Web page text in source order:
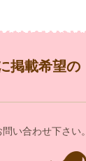
掲載希望の
い合わせ下さい。